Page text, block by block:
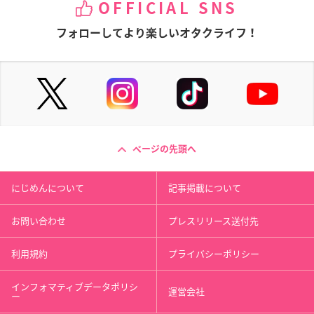
OFFICIAL SNS
フォローしてより楽しいオタクライフ！
ページの先頭へ
にじめんについて 記事掲載について
お問い合わせ プレスリリース送付先
利用規約 プライバシーポリシー
インフォマティブデータポリシ
ー 運営会社